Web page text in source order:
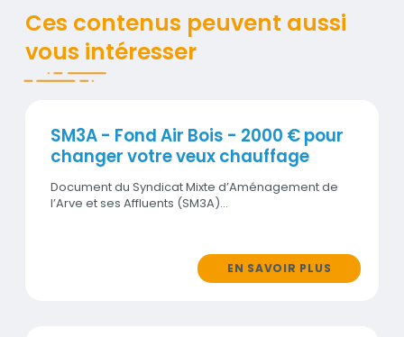
Ces contenus peuvent aussi
vous intéresser
SM3A - Fond Air Bois - 2000 € pour
changer votre veux chauffage
Document du Syndicat Mixte d’Aménagement de
l’Arve et ses Affluents (SM3A)…
EN SAVOIR PLUS